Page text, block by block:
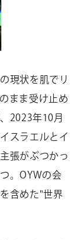
現状を肌でリ
まま受け止め
2023年10月
スラエルとイ
張がぶつかっ
。OYWの会
含めた"世界